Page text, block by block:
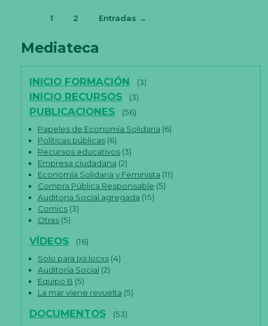
Paginación
entradas
1 2 Entradas →
Mediateca
INICIO FORMACIÓN (3)
INICIO RECURSOS (3)
PUBLICACIONES
(56)
Papeles de Economía Solidaria (6)
Políticas públicas(6)
Recursos educativos(3)
Empresa ciudadana (2)
Economía Solidaria y Feminista (11)
Compra Pública Responsable (5)
Auditoria Social agregada (15)
Comics(3)
Otras(5)
VÍDEOS
(16)
Solo para lxs locxs(4)
Auditoría Social (2)
Equipo B (5)
La mar viene revuelta (5)
DOCUMENTOS
(53)